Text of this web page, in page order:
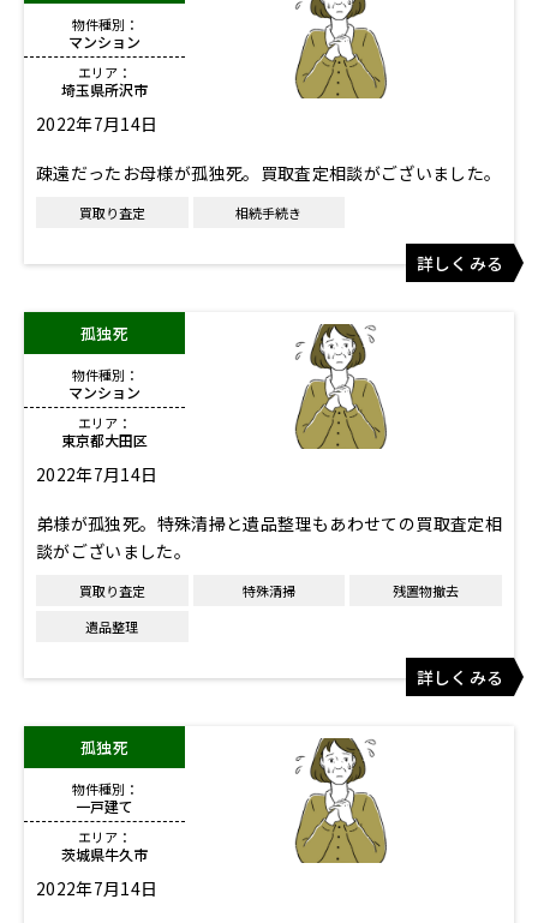
物件種別：
マンション
エリア：
埼玉県所沢市
2022年7月14日
疎遠だったお母様が孤独死。買取査定相談がございました。
買取り査定 相続手続き
詳しくみる
孤独死
物件種別：
マンション
エリア：
東京都大田区
2022年7月14日
弟様が孤独死。特殊清掃と遺品整理もあわせての買取査定相
談がございました。
買取り査定 特殊清掃
残置物撤去
遺品整理
詳しくみる
孤独死
物件種別：
一戸建て
エリア：
茨城県牛久市
2022年7月14日